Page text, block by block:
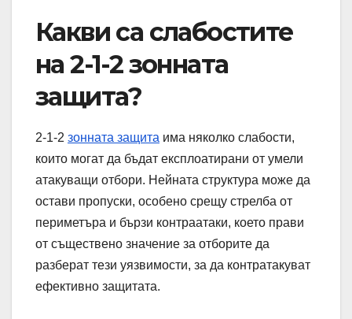
Какви са слабостите
на 2-1-2 зонната
защита?
2-1-2 зонната защита има няколко слабости,
които могат да бъдат експлоатирани от умели
атакуващи отбори. Нейната структура може да
остави пропуски, особено срещу стрелба от
периметъра и бързи контраатаки, което прави
от съществено значение за отборите да
разберат тези уязвимости, за да контратакуват
ефективно защитата.